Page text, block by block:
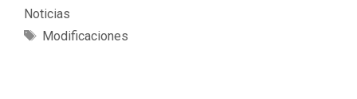
Noticias
Modificaciones